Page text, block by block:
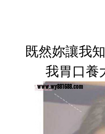
既然妳讓我
我胃口養